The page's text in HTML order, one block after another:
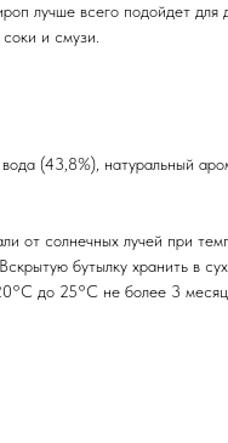
лучше всего подойдет для
и смузи.
(43,8%), натуральный
от солнечных лучей при
бутылку хранить в
до 25°C не более 3